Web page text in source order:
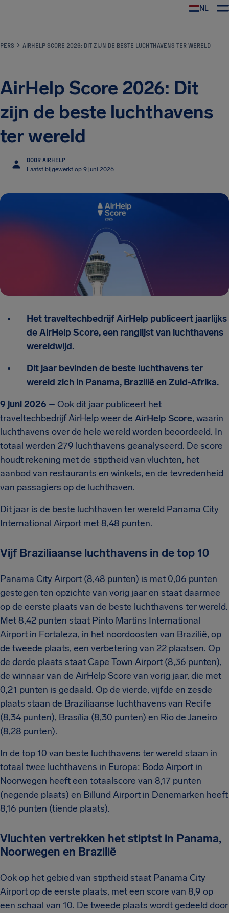
NL
PERS AIRHELP SCORE 2026: DIT ZIJN DE BESTE LUCHTHAVENS TER WERELD
AirHelp Score 2026: Dit
zijn de beste luchthavens
ter wereld
DOOR AIRHELP
Laatst bijgewerkt op 9 juni 2026
Het traveltechbedrijf AirHelp publiceert jaarlijks
de AirHelp Score, een ranglijst van luchthavens
wereldwijd.
Dit jaar bevinden de beste luchthavens ter
wereld zich in Panama, Brazilië en Zuid-Afrika.
9 juni 2026 – Ook dit jaar publiceert het
traveltechbedrijf AirHelp weer de AirHelp Score, waarin
luchthavens over de hele wereld worden beoordeeld. In
totaal werden 279 luchthavens geanalyseerd. De score
houdt rekening met de stiptheid van vluchten, het
aanbod van restaurants en winkels, en de tevredenheid
van passagiers op de luchthaven.
Dit jaar is de beste luchthaven ter wereld Panama City
International Airport met 8,48 punten.
Vijf Braziliaanse luchthavens in de top 10
Panama City Airport (8,48 punten) is met 0,06 punten
gestegen ten opzichte van vorig jaar en staat daarmee
op de eerste plaats van de beste luchthavens ter wereld.
Met 8,42 punten staat Pinto Martins International
Airport in Fortaleza, in het noordoosten van Brazilië, op
de tweede plaats, een verbetering van 22 plaatsen. Op
de derde plaats staat Cape Town Airport (8,36 punten),
de winnaar van de AirHelp Score van vorig jaar, die met
0,21 punten is gedaald. Op de vierde, vijfde en zesde
plaats staan de Braziliaanse luchthavens van Recife
(8,34 punten), Brasília (8,30 punten) en Rio de Janeiro
(8,28 punten).
In de top 10 van beste luchthavens ter wereld staan in
totaal twee luchthavens in Europa: Bodø Airport in
Noorwegen heeft een totaalscore van 8,17 punten
(negende plaats) en Billund Airport in Denemarken heeft
8,16 punten (tiende plaats).
Vluchten vertrekken het stiptst in Panama,
Noorwegen en Brazilië
Ook op het gebied van stiptheid staat Panama City
Airport op de eerste plaats, met een score van 8,9 op
een schaal van 10. De tweede plaats wordt gedeeld door